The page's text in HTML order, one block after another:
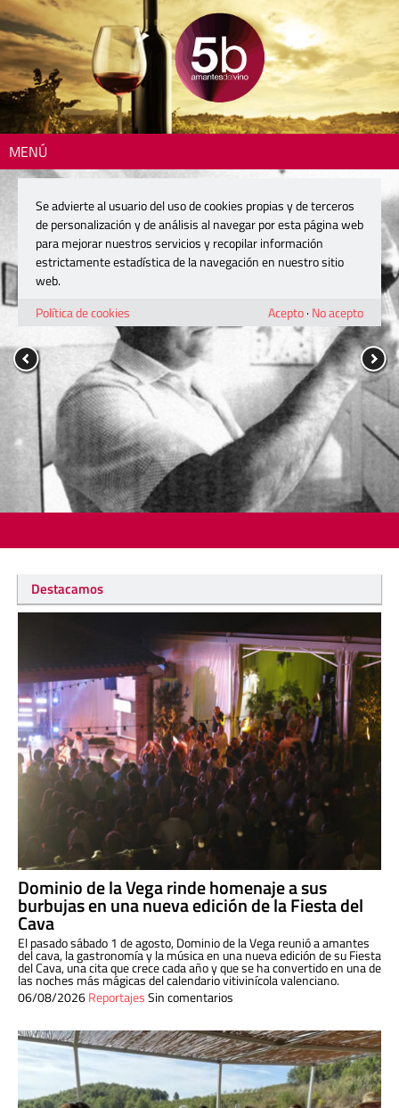
MENÚ
Destacamos
Dominio de la Vega rinde homenaje a sus
burbujas en una nueva edición de la Fiesta del
Cava
El pasado sábado 1 de agosto, Dominio de la Vega reunió a amantes
del cava, la gastronomía y la música en una nueva edición de su Fiesta
del Cava, una cita que crece cada año y que se ha convertido en una de
las noches más mágicas del calendario vitivinícola valenciano.
06/08/2026ReportajesSin comentarios
Se advierte al usuario del uso de cookies propias y de terceros
de personalización y de análisis al navegar por esta página web
para mejorar nuestros servicios y recopilar información
estrictamente estadística de la navegación en nuestro sitio
web.
Política de cookies
Acepto· No acepto